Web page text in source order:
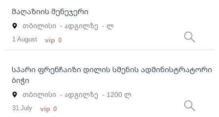
მაღაზიის მენეჯერი
თბილისი - ადგილზე - ლ
1 August vip 0
სპარი ფრენჩაიზი დილის სმენის ადმინისტრატორი
ბიჭი
თბილისი - ადგილზე - 1200 ლ
31 July vip 0